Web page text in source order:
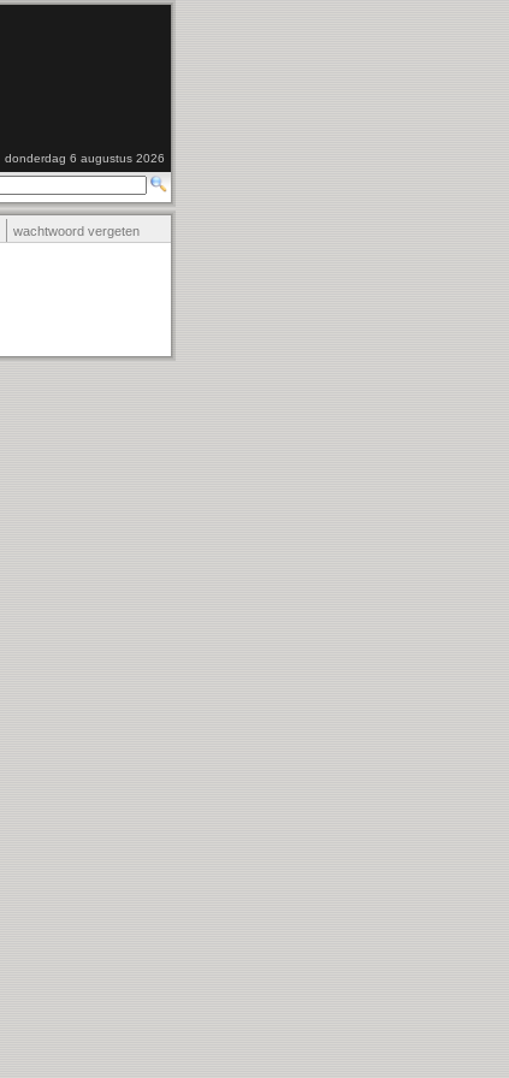
donderdag 6 augustus 2026
wachtwoord vergeten